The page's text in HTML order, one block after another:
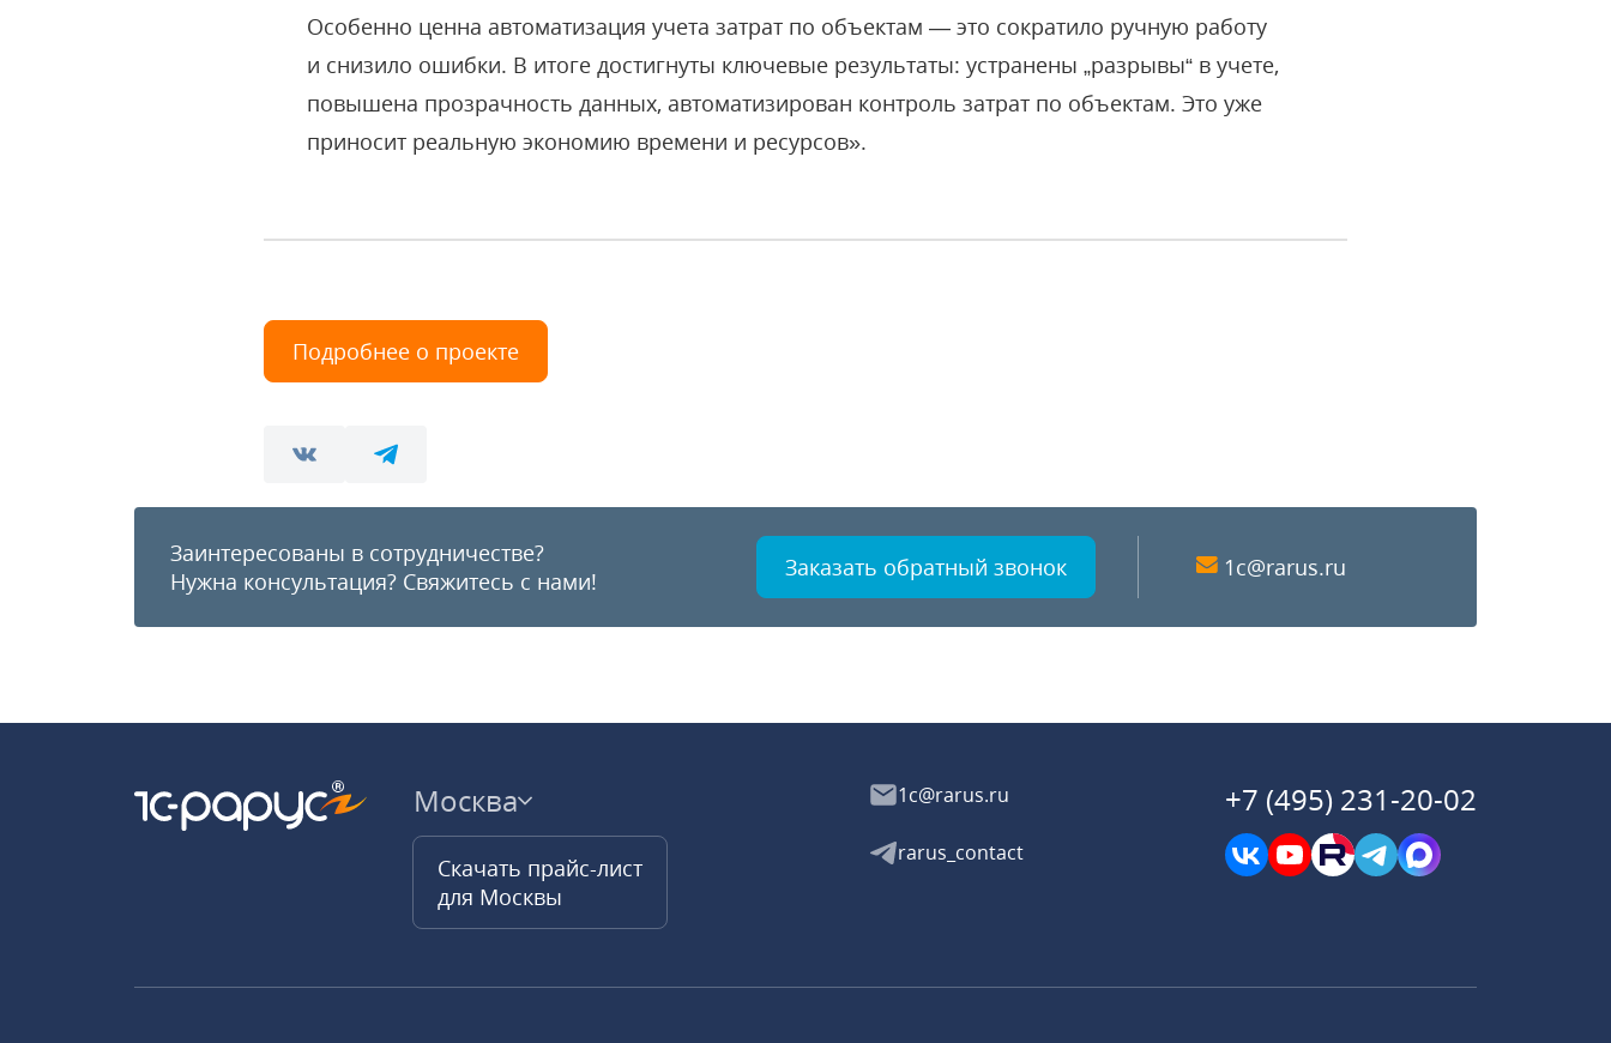
Особенно ценна автоматизация учета затрат по объектам — это сократило ручную работу
и снизило ошибки. В итоге достигнуты ключевые результаты: устранены „разрывы“ в учете,
повышена прозрачность данных, автоматизирован контроль затрат по объектам. Это уже
приносит реальную экономию времени и ресурсов».
Подробнее о проекте
Заинтересованы в сотрудничестве?
Нужна консультация? Свяжитесь с нами! Заказать обратный звонок 1c@rarus.ru
Москва
Скачать прайс-лист
для Москвы
1c@rarus.ru
rarus_contact
+7 (495) 231-20-02